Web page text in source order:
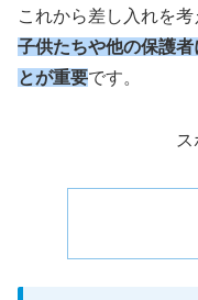
これから差し入れを考
子供たちや他の保護
とが重要です。